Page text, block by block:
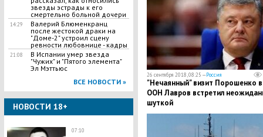
звезды эстрады к его
смертельно больной дочери
14:29
Валерий Блюменкранц
после жестокой драки на
"Доме-2" устроил сцену
ревности любовнице - кадры
21:08
В Испании умер звезда
"Чужих" и "Пятого элемента"
Эл Мэттьюс
ВСЕ НОВОСТИ »
НОВОСТИ 18+
07:10
26 сентября 2018, 08:25 —Россия
"Нечаянный" визит Порошенко в
ООН Лавров встретил
шуткой